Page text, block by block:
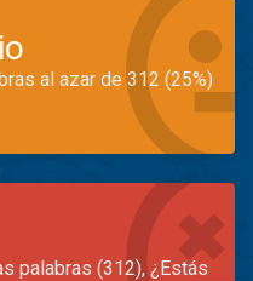
al azar de 312 (25%)
palabras (312), ¿Estás